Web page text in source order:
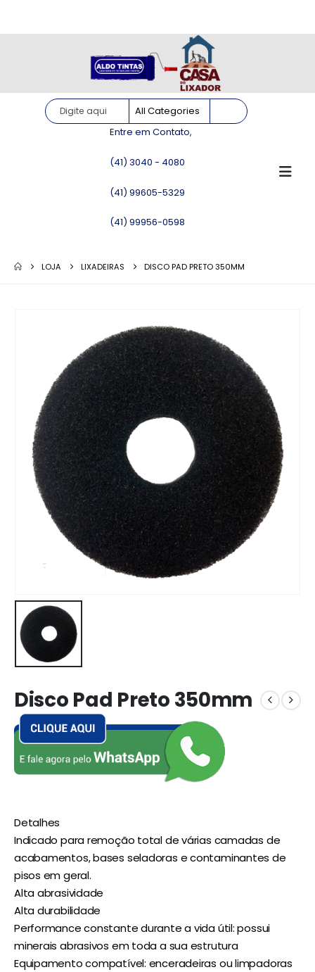
Entre em Contato,
(41) 3040 - 4080
(41) 99605-5329
(41) 99956-0598
LOJA LIXADEIRAS DISCO PAD PRETO 350MM
Disco Pad Preto 350mm
Detalhes
Indicado para remoção total de várias camadas de
acabamentos, bases seladoras e contaminantes de
pisos em geral.
Alta abrasividade
Alta durabilidade
Performance constante durante a vida útil: possui
minerais abrasivos em toda a sua estrutura
Equipamento compatível: enceradeiras ou limpadoras